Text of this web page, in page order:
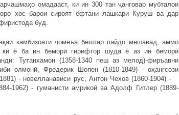
омадааст, ки ин 300 тан ҷанговар мубталои
хос барои сироят ёфтани лашкари Куруш ва дар
буд.
ҷомеъа бештар пайдо мешавад, аммо
ё ба ин беморӣ гирифтор шуда ё аз ин беморӣ
Тутанхамон (1358-1340 пеш аз мелод)-фиръавни
олмонӣ, Фредерик Шопен (1810-1849) - оҳангсози
- новелланависи рус, Антон Чехов (1860-1904) -
1962) - гуманисти амрикоӣ ва Адолф Гитлер (1889-